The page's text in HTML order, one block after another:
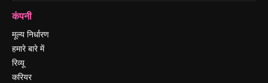
कंपनी
मूल्य निर्धारण
हमारे बारे में
रिव्यू
करियर